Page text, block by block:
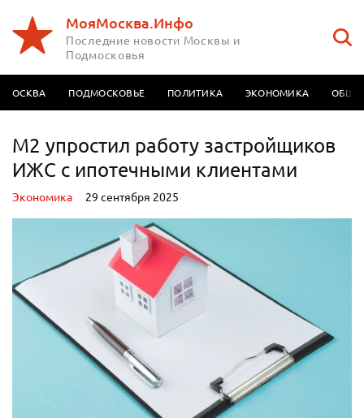
МояМосква.Инфо
Последние новости Москвы и
Подмосковья
МОСКВА ПОДМОСКОВЬЕ ПОЛИТИКА ЭКОНОМИКА
М2 упростил работу застройщиков
ИЖС с ипотечными клиентами
Экономика 29 сентября 2025